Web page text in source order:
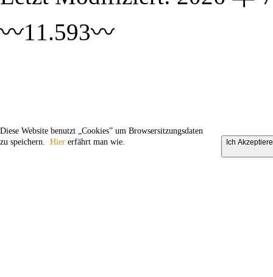
〰11.593〰
Diese Website benutzt „Cookies” um Browsersitzungsdaten
zu speichern. Hier erfährt man wie. Ich Akzeptiere